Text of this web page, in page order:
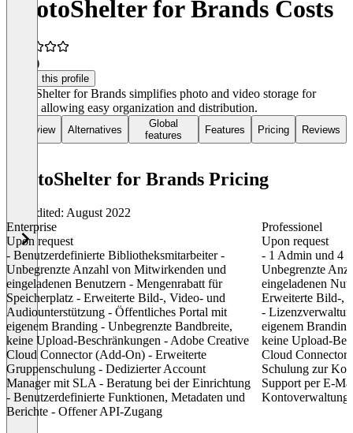
PhotoShelter for Brands Costs
(1)
Claim this profile
PhotoShelter for Brands simplifies photo and video storage for
teams, allowing easy organization and distribution.
Overview Alternatives
Global
features
Features Pricing Reviews
PhotoShelter for Brands Pricing
Last edited: August 2022
Enterprise
Upon request
- Benutzerdefinierte Bibliotheksmitarbeiter -
Unbegrenzte Anzahl von Mitwirkenden und
eingeladenen Benutzern - Mengenrabatt für
Speicherplatz - Erweiterte Bild-, Video- und
Audiounterstützung - Öffentliches Portal mit
eigenem Branding - Unbegrenzte Bandbreite,
keine Upload-Beschränkungen - Adobe Creative
Cloud Connector (Add-On) - Erweiterte
Gruppenschulung - Dedizierter Account
Manager mit SLA - Beratung bei der Einrichtung
- Benutzerdefinierte Funktionen, Metadaten und
Berichte - Offener API-Zugang
Professionel
Upon request
- 1 Admin und 4
Unbegrenzte
eingeladenen
Erweiterte Bild-,
-
eigenem
keine Upload-
Cloud Connector
Schulung zur
Support per E-
Kontoverwaltung